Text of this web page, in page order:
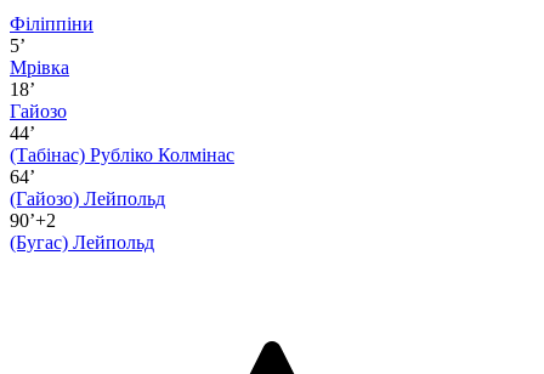
Філіппіни
5’
Мрівка
18’
Гайозо
44’
(Табінас) Рубліко Колмінас
64’
(Гайозо) Лейпольд
90’+2
(Бугас) Лейпольд